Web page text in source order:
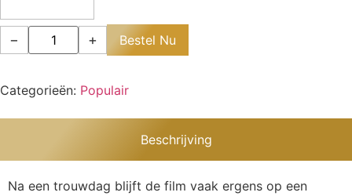
− + Bestel Nu
Categorieën: Populair
Beschrijving
Na een trouwdag blijft de film vaak ergens op een